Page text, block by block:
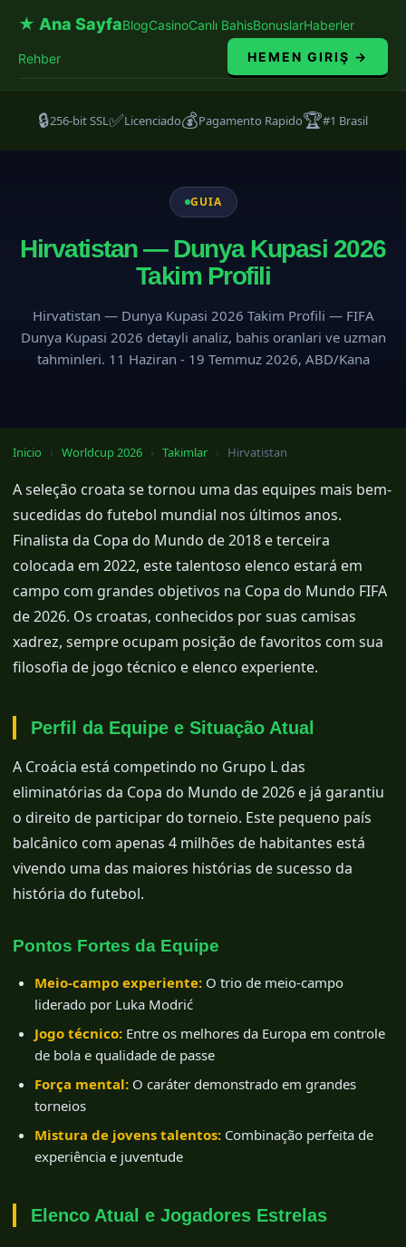
★ Ana SayfaBlogCasinoCanlı BahisBonuslarHaberler
Rehber HEMEN GIRIŞ →
🔒256-bit SSL✅Licenciado💰Pagamento Rapido🏆#1 Brasil
GUIA
Hirvatistan — Dunya Kupasi 2026
Takim Profili
Hirvatistan — Dunya Kupasi 2026 Takim Profili — FIFA
Dunya Kupasi 2026 detayli analiz, bahis oranlari ve uzman
tahminleri. 11 Haziran - 19 Temmuz 2026, ABD/Kana
Inicio › Worldcup 2026 › Takimlar › Hirvatistan
A seleção croata se tornou uma das equipes mais bem-
sucedidas do futebol mundial nos últimos anos.
Finalista da Copa do Mundo de 2018 e terceira
colocada em 2022, este talentoso elenco estará em
campo com grandes objetivos na Copa do Mundo FIFA
de 2026. Os croatas, conhecidos por suas camisas
xadrez, sempre ocupam posição de favoritos com sua
filosofia de jogo técnico e elenco experiente.
Perfil da Equipe e Situação Atual
A Croácia está competindo no Grupo L das
eliminatórias da Copa do Mundo de 2026 e já garantiu
o direito de participar do torneio. Este pequeno país
balcânico com apenas 4 milhões de habitantes está
vivendo uma das maiores histórias de sucesso da
história do futebol.
Pontos Fortes da Equipe
Meio-campo experiente: O trio de meio-campo
liderado por Luka Modrić
Jogo técnico: Entre os melhores da Europa em controle
de bola e qualidade de passe
Força mental: O caráter demonstrado em grandes
torneios
Mistura de jovens talentos: Combinação perfeita de
experiência e juventude
Elenco Atual e Jogadores Estrelas